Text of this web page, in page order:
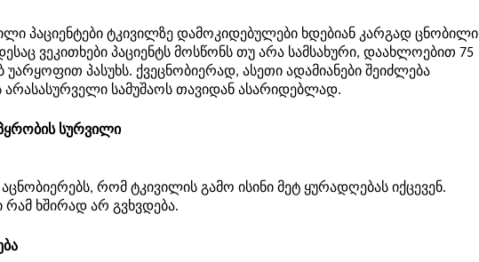
პაციენტები ტკივილზე დამოკიდებულები ხდებიან კარგად ცნობილი
ვეკითხები პაციენტს მოსწონს თუ არა სამსახური, დაახლოებით 75
უარყოფით პასუხს. ქვეცნობიერად, ასეთი ადამიანები შეიძლება
არასასურველი სამუშაოს თავიდან ასარიდებლად.
სურვილი
აცნობიერებს, რომ ტკივილის გამო ისინი მეტ ყურადღებას იქცევენ.
ხშირად არ გვხვდება.